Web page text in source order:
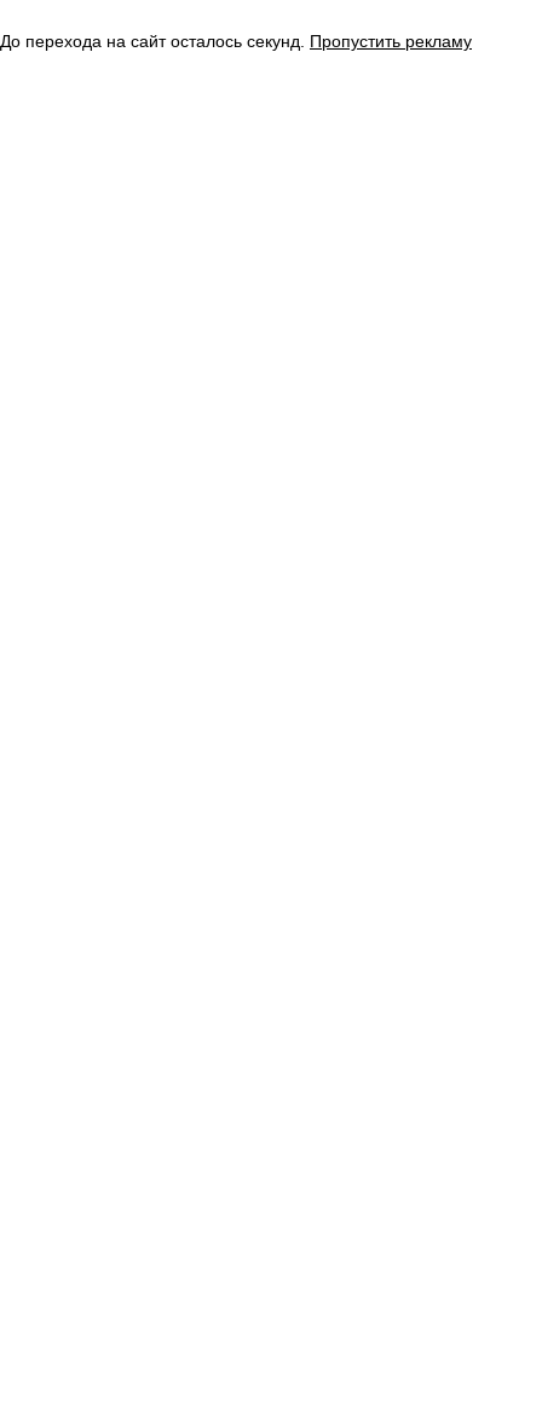
До перехода на сайт осталось секунд. Пропустить рекламу